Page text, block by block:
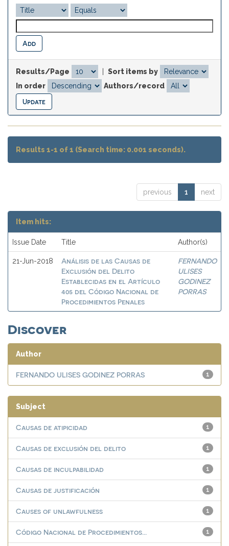
Results/Page
Sort items by
In order
Authors/record
Results 1-1 of 1 (Search time: 0.001 seconds).
previous 1 next
Item hits:
Issue Date Title Author(s)
21-Jun-2018
Análisis de las Causas de
Exclusión del Delito
Establecidas en el Artículo
405 del Código Nacional de
Procedimientos Penales
FERNANDO
ULISES
GODINEZ
PORRAS
Discover
Author
1
FERNANDO ULISES GODINEZ PORRAS
Subject
1
Causas de atipicidad
1
Causas de exclusión del delito
1
Causas de inculpabilidad
1
Causas de justificación
1
Causes of unlawfulness
1
Código Nacional de Procedimientos...